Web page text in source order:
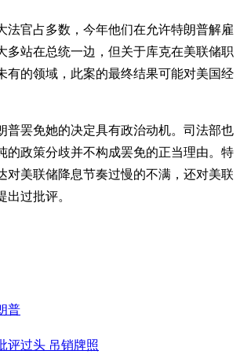
法官占多数，今年他们在允许特朗普解雇
多站在总统一边，但关于库克在美联储职
有的领域，此案的最终结果可能对美国经
普罢免她的决定具有政治动机。司法部也
的政策分歧并不构成罢免的正当理由。特
对美联储降息节奏过慢的不满，还对美联
出过批评。
普
评过头 吊销牌照